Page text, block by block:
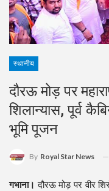
स्थानीय
दौरऊ मोड़ पर
शिलान्यास, पूर्व
भूमि पूजन
By Royal Star News
गभाना। दौरऊ मोड़ पर वीर